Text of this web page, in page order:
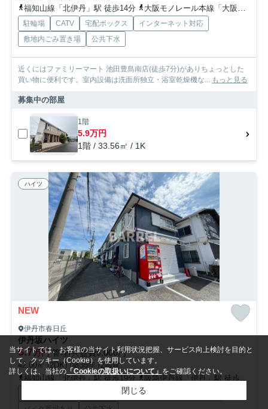
福知山線「北伊丹」駅 徒歩14分
大阪モノレール本線「大阪空港」駅 徒歩23分
駐輪場 CATV 宅配ボックス
インターネット対応
敷地内ごみ置き場
公共下水
近くにはファミリーマート 池田豊島南店(徒歩7分)がありちょっとした
買い物に便利です。室内設備は洗面所独立・浴室乾燥機な...
もっと見る
募集中の部屋
1階
5.9万円
1階 / 33.56㎡ / 1K
ハイツ
NEW
伊丹市春日丘
伊丹坂ハイツ
5.7万円管理/共益費5,000円
42.00㎡ (2DK) /築35年 /2階建
福知山線「北伊丹」駅 徒歩19分
阪急伊丹線「伊丹」駅 徒歩20分
インターネット対応
当サイトでは、お客様の当サイト利用状況把握、サービス向上検討を目的と
して、クッキー（Cookie）を使用しています。
詳しくは、当社の 「Cookieの取扱いについて」 をご確認ください。
閉じる